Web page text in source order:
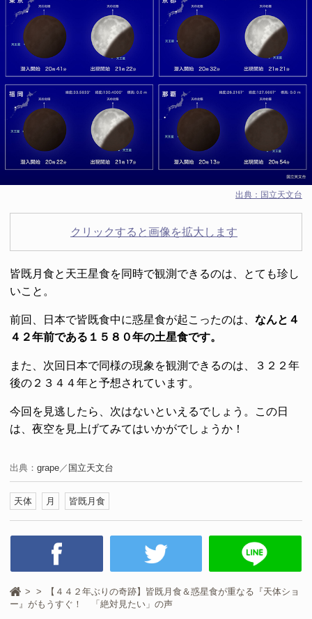
出典： 国立天文台
クリックすると画像を拡大します
皆既月食と天王星食を同時で観測できるのは、とても珍し
いこと。
前回、日本で皆既食中に惑星食が起こったのは、 なんと４
４２年前である１５８０年の土星食です。
また、次回日本で同様の現象を観測できるのは、３２２年
後の２３４４年と予想されています。
今回を見逃したら、次はないといえるでしょう。この日
は、夜空を見上げてみてはいかがでしょうか！
出典： grape／ 国立天文台
天体 月 皆既月食
【４４２年ぶりの奇跡】皆既月食＆惑星食が重なる『天体ショ
ー』がもうすぐ！ 「絶対見たい」の声